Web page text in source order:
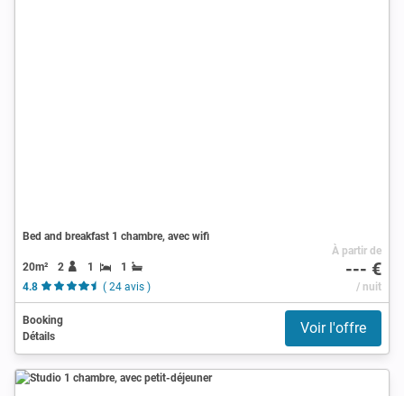
Bed and breakfast 1 chambre, avec wifi
20m² 2 1
1
4.8
( 24 avis )
À partir de
--- €
/ nuit
Booking
Détails
Voir l'offre